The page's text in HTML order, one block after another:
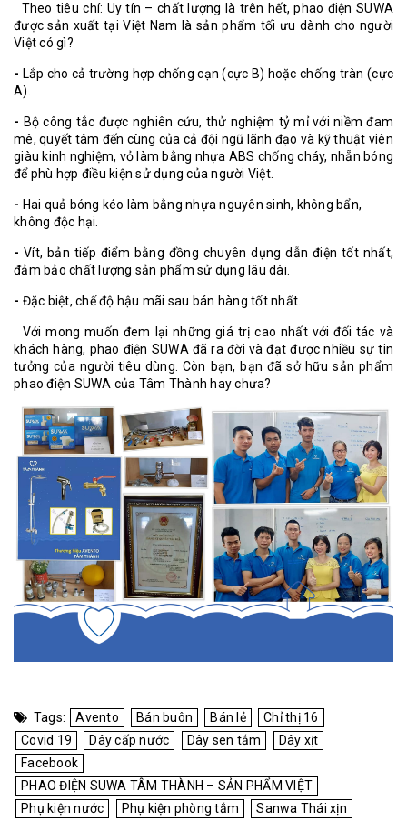
Theo tiêu chí: Uy tín – chất lượng là trên hết, phao điện SUWA
được sản xuất tại Việt Nam là sản phẩm tối ưu dành cho người
Việt có gì?
- Lắp cho cả trường hợp chống cạn (cực B) hoặc chống tràn (cực
A).
- Bộ công tắc được nghiên cứu, thử nghiệm tỷ mỉ với niềm đam
mê, quyết tâm đến cùng của cả đội ngũ lãnh đạo và kỹ thuật viên
giàu kinh nghiệm, vỏ làm bằng nhựa ABS chống cháy, nhẵn bóng
để phù hợp điều kiện sử dụng của người Việt.
- Hai quả bóng kéo làm bằng nhựa nguyên sinh, không bẩn,
không độc hại.
-Vít, bản tiếp điểm bằng đồng chuyên dụng dẫn điện tốt nhất,
đảm bảo chất lượng sản phẩm sử dụng lâu dài.
- Đặc biệt, chế độ hậu mãi sau bán hàng tốt nhất.
Với mong muốn đem lại những giá trị cao nhất với đối tác và
khách hàng, phao điện SUWA đã ra đời và đạt được nhiều sự tin
tưởng của người tiêu dùng. Còn bạn, bạn đã sở hữu sản phẩm
phao điện SUWA của Tâm Thành hay chưa?
Tags: Avento Bán buôn Bán lẻ
Chỉ thị 16
Covid 19
Dây cấp nước Dây sen tắm
Dây xịt
Facebook
PHAO ĐIỆN SUWA TÂM THÀNH – SẢN PHẨM VIỆT
Phụ kiện nước
Phụ kiện phòng tắm
Sanwa Thái xịn